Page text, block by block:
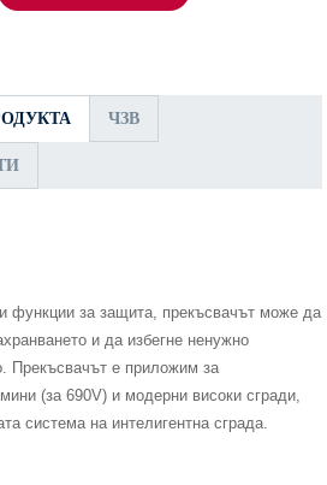
ЧЗВ
функции за защита, прекъсвачът може да
и да избегне ненужно
Прекъсвачът е приложим за
(за 690V) и модерни високи сгради,
система на интелигентна сграда.